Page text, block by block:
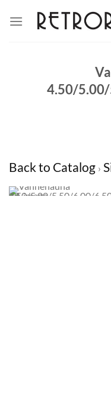
4.50/
Back to Catalog